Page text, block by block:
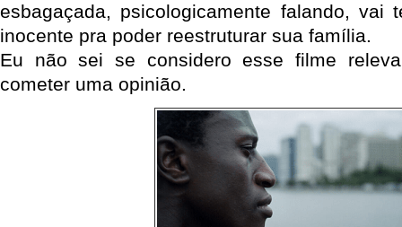
esbagaçada, psicologicamente falando, vai
inocente pra poder reestruturar sua família.
Eu não sei se considero esse filme
cometer uma opinião.